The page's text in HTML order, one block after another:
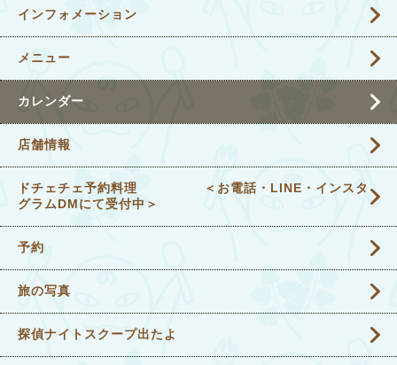
インフォメーション
メニュー
カレンダー
店舗情報
ドチェチェ予約料理 ＜お電話・LINE・インスタ
グラムDMにて受付中＞
予約
旅の写真
探偵ナイトスクープ出たよ